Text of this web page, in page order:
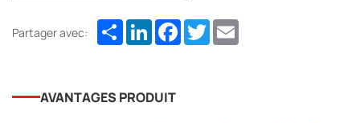
Partager avec: ShareLinkedInFacebook
Twitter
AVANTAGES PRODUIT